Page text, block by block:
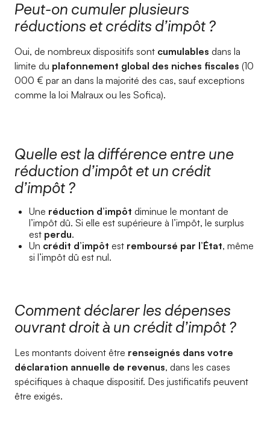
Peut-on cumuler plusieurs
réductions et crédits d’impôt ?
Oui, de nombreux dispositifs sont cumulables dans la
limite du plafonnement global des niches fiscales (10
000 € par an dans la majorité des cas, sauf exceptions
comme la loi Malraux ou les Sofica).
Quelle est la différence entre une
réduction d’impôt et un crédit
d’impôt ?
Une réduction d’impôt diminue le montant de
l’impôt dû. Si elle est supérieure à l’impôt, le surplus
est perdu.
Un crédit d’impôt est remboursé par l’État, même
si l’impôt dû est nul.
Comment déclarer les dépenses
ouvrant droit à un crédit d’impôt ?
Les montants doivent être renseignés dans votre
déclaration annuelle de revenus, dans les cases
spécifiques à chaque dispositif. Des justificatifs peuvent
être exigés.